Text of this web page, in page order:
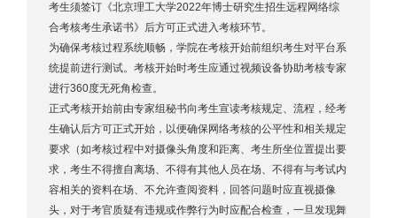
考生须签订《北京理工大学2022年博士研究生招生远程网络综
合考核考生承诺书》后方可正式进入考核环节。
为确保考核过程系统顺畅，学院在考核开始前组织考生对平台系
统提前进行测试。考核开始时考生应通过视频设备协助考核专家
进行360度无死角检查。
正式考核开始前由专家组秘书向考生宣读考核规定、流程，经考
生确认后方可正式开始，以便确保网络考核的公平性和相关规定
要求（如考核过程中对摄像头角度和距离、考生所坐位置提出要
求，考生不得擅自离场、不得有其他人员在场、不得有与考试内
容相关的资料在场、不允许查阅资料，回答问题时应直视摄像
头，对于考官质疑有违规或作弊行为时应配合检查，一旦发现舞